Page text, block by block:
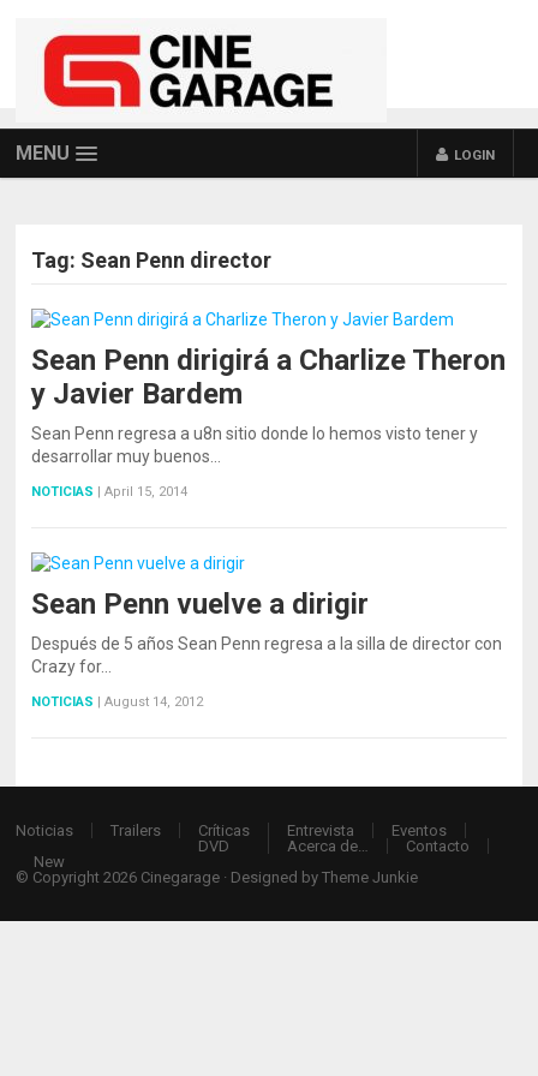
MENU LOGIN
Tag: Sean Penn director
Sean Penn dirigirá a Charlize Theron
y Javier Bardem
Sean Penn regresa a u8n sitio donde lo hemos visto tener y
desarrollar muy buenos…
NOTICIAS | April 15, 2014
Sean Penn vuelve a dirigir
Después de 5 años Sean Penn regresa a la silla de director con
Crazy for…
NOTICIAS | August 14, 2012
Noticias Trailers
Críticas
DVD
Entrevista
Eventos
Acerca de…
Contacto
New
© Copyright 2026 Cinegarage · Designed byTheme Junkie